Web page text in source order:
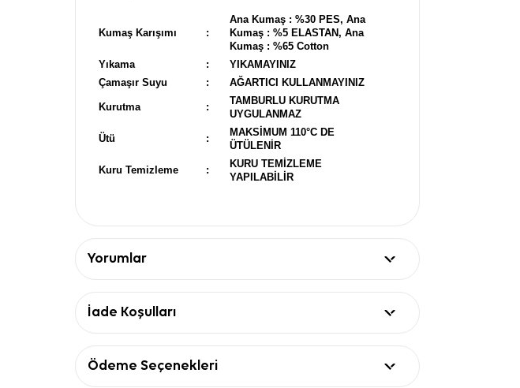
Kumaş Karışımı :
Ana Kumaş : %30 PES, Ana
Kumaş : %5 ELASTAN, Ana
Kumaş : %65 Cotton
Yıkama
:
YIKAMAYINIZ
Çamaşır Suyu
: AĞARTICI KULLANMAYINIZ
Kurutma :
TAMBURLU KURUTMA
UYGULANMAZ
Ütü :
MAKSİMUM 110°C DE
ÜTÜLENİR
Kuru Temizleme :
KURU TEMİZLEME
YAPILABİLİR
Yorumlar
İade Koşulları
Ödeme Seçenekleri